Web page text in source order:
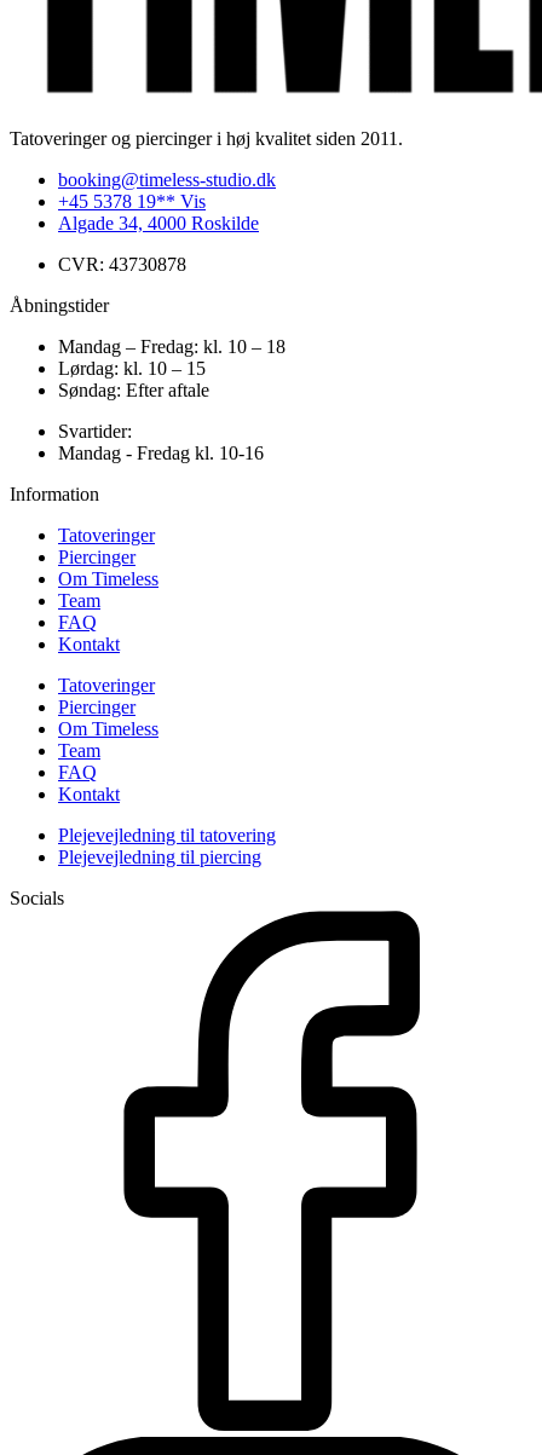
Tatoveringer og piercinger i høj kvalitet siden 2011.
booking@timeless-studio.dk
+45 5378 19** Vis
Algade 34, 4000 Roskilde
CVR: 43730878
Åbningstider
Mandag – Fredag: kl. 10 – 18
Lørdag: kl. 10 – 15
Søndag: Efter aftale
Svartider:
Mandag - Fredag kl. 10-16
Information
Tatoveringer
Piercinger
Om Timeless
Team
FAQ
Kontakt
Tatoveringer
Piercinger
Om Timeless
Team
FAQ
Kontakt
Plejevejledning til tatovering
Plejevejledning til piercing
Socials